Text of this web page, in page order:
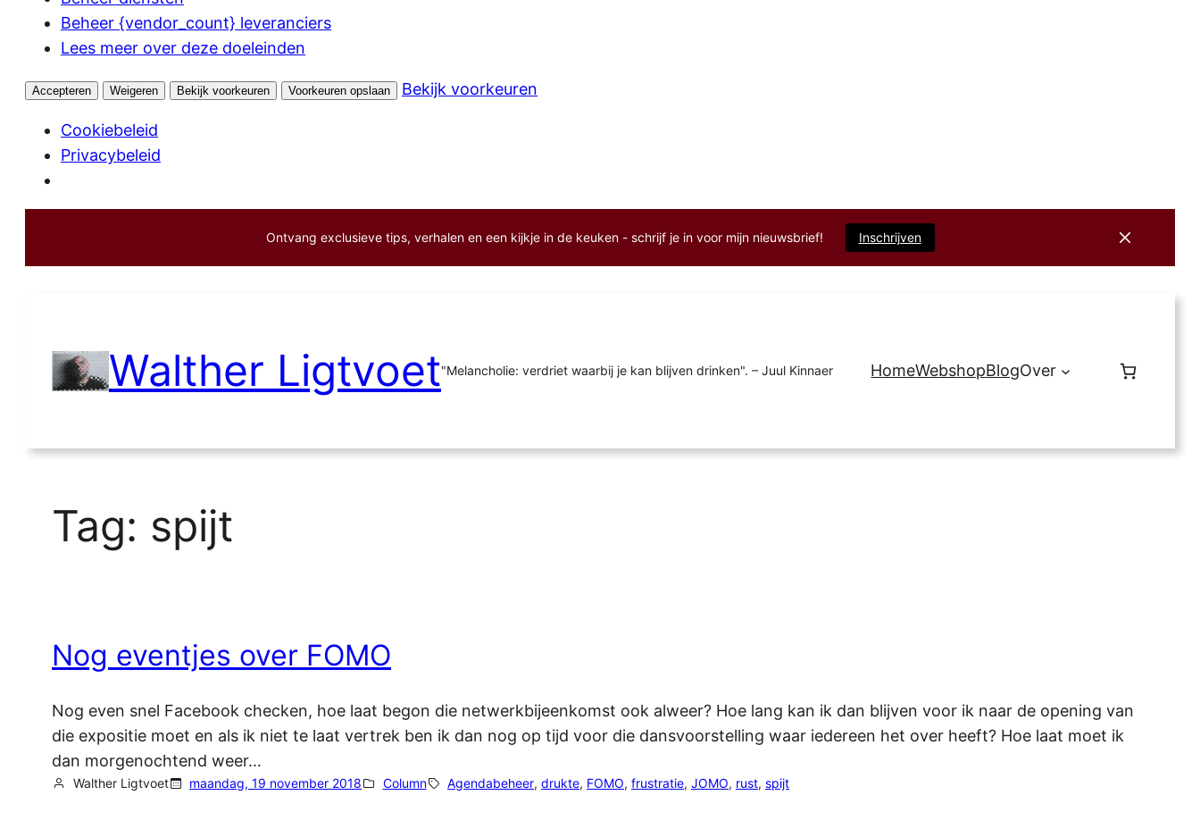
Beheer {vendor_count} leveranciers
Lees meer over deze doeleinden
Accepteren Weigeren Bekijk voorkeuren Voorkeuren opslaan Bekijk voorkeuren
Cookiebeleid
Privacybeleid
Ontvang exclusieve tips, verhalen en een kijkje in de keuken - schrijf je in voor mijn nieuwsbrief! Inschrijven
inhoud
Walther Ligtvoet"Melancholie: verdriet waarbij je kan blijven drinken". – Juul Kinnaer HomeWebshopBlogOver
Tag: spijt
Nog eventjes over FOMO
Nog even snel Facebook checken, hoe laat begon die netwerkbijeenkomst ook alweer? Hoe lang kan ik dan blijven voor ik naar de opening van
die expositie moet en als ik niet te laat vertrek ben ik dan nog op tijd voor die dansvoorstelling waar iedereen het over heeft? Hoe laat moet ik
dan morgenochtend weer…
Walther Ligtvoet maandag, 19 november 2018 Column Agendabeheer, drukte, FOMO, frustratie, JOMO, rust, spijt